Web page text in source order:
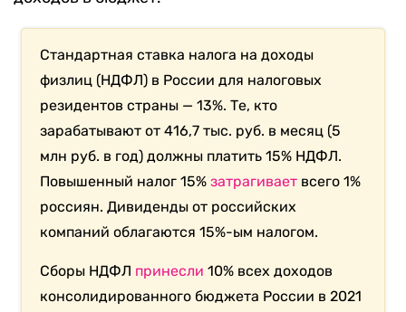
Стандартная ставка налога на доходы
физлиц (НДФЛ) в России для налоговых
резидентов страны — 13%. Те, кто
зарабатывают от416,7 тыс. руб. в месяц (5
млн руб. в год) должны платить 15% НДФЛ.
Повышенный налог 15%затрагивает всего 1%
россиян.Дивиденды от российских
компаний облагаются 15%-ым налогом.
Сборы НДФЛ принесли 10% всех доходов
консолидированного бюджета России в 2021